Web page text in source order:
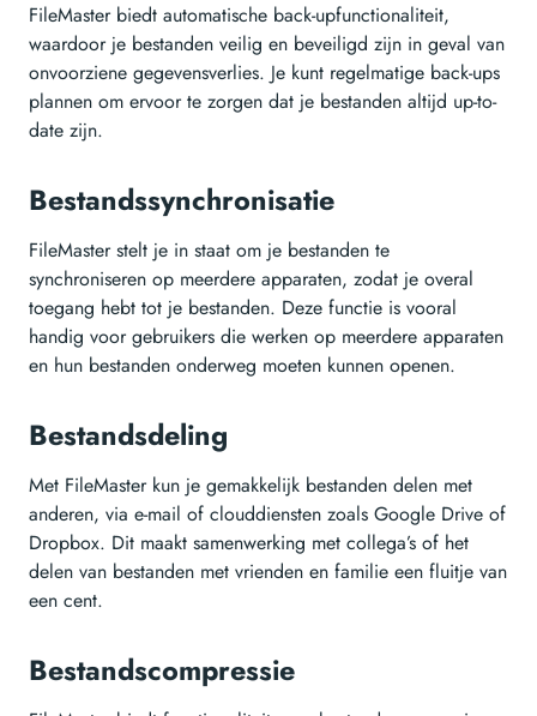
FileMaster biedt automatische back-upfunctionaliteit,
waardoor je bestanden veilig en beveiligd zijn in geval van
onvoorziene gegevensverlies. Je kunt regelmatige back-ups
plannen om ervoor te zorgen dat je bestanden altijd up-to-
date zijn.
Bestandssynchronisatie
FileMaster stelt je in staat om je bestanden te
synchroniseren op meerdere apparaten, zodat je overal
toegang hebt tot je bestanden. Deze functie is vooral
handig voor gebruikers die werken op meerdere apparaten
en hun bestanden onderweg moeten kunnen openen.
Bestandsdeling
Met FileMaster kun je gemakkelijk bestanden delen met
anderen, via e-mail of clouddiensten zoals Google Drive of
Dropbox. Dit maakt samenwerking met collega’s of het
delen van bestanden met vrienden en familie een fluitje van
een cent.
Bestandscompressie